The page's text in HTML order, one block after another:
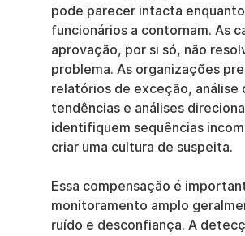
pode parecer intacta
funcionários a contornam. As
aprovação, por si só, não
problema. As organizações
relatórios de exceção, análise
tendências e análises
identifiquem sequências
criar uma cultura de suspeita.
Essa compensação é
monitoramento amplo
ruído e desconfiança. A